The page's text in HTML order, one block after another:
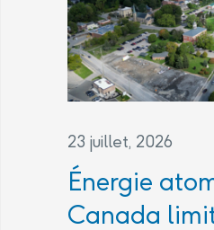
23 juillet, 2026
Énergie
Canada